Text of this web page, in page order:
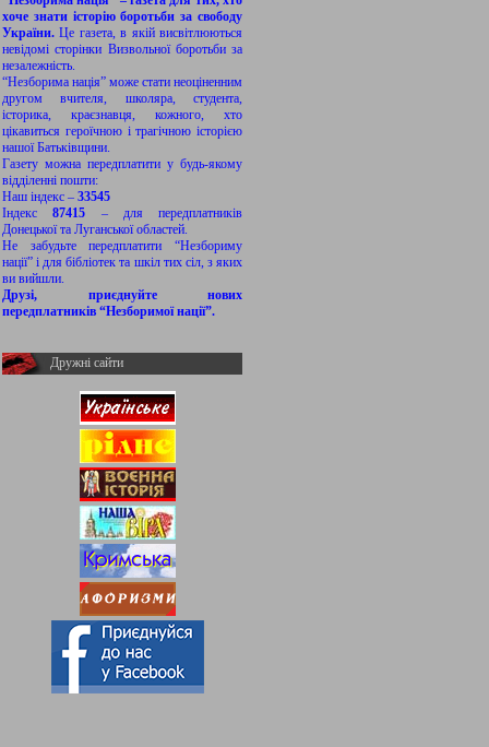
хоче знати історію боротьби за свободу
України.Це газета, в якій висвітлюються
невідомі сторінки Визвольної боротьби за
незалежність.
“Незборима нація” може стати неоціненним
другом вчителя, школяра, студента,
історика, краєзнавця, кожного, хто
цікавиться героїчною і трагічною історією
нашої Батьківщини.
Газету можна передплатити у будь-якому
відділенні пошти:
Наш індекс – 33545
Індекс87415 – для передплатників
Донецької та Луганської областей.
Не забудьте передплатити “Незбориму
нації” і для бібліотек та шкіл тих сіл, з яких
ви вийшли.
Друзі, приєднуйте нових
передплатників “Незборимої нації”.
Дружні сайти